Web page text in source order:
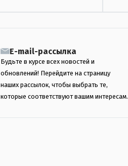
E-mail-рассылка
Будьте в курсе всех новостей и
обновлений! Перейдите на страницу
наших рассылок, чтобы выбрать те,
которые соответствуют вашим интересам.